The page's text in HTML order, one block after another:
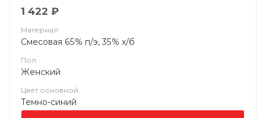
1 422 ₽
Материал
Смесовая 65% п/э, 35% х/б
Пол
Женский
Цвет основной
Темно-синий